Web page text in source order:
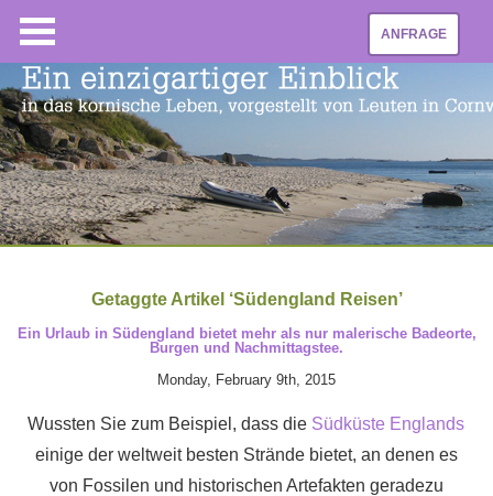
ANFRAGE
Getaggte Artikel ‘Südengland Reisen’
Ein Urlaub in Südengland bietet mehr als nur malerische Badeorte,
Burgen und Nachmittagstee.
Monday, February 9th, 2015
Wussten Sie zum Beispiel, dass die Südküste Englands
einige der weltweit besten Strände bietet, an denen es
von Fossilen und historischen Artefakten geradezu